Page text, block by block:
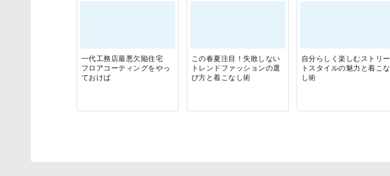
一代工務店最悪欠陥住宅
フロアコーティングをやっ
ておけば
この春夏注目！失敗しない
トレンドファッションの選
び方と着こなし術
自分らしく楽しむストリー
トスタイルの魅力と着こな
し術